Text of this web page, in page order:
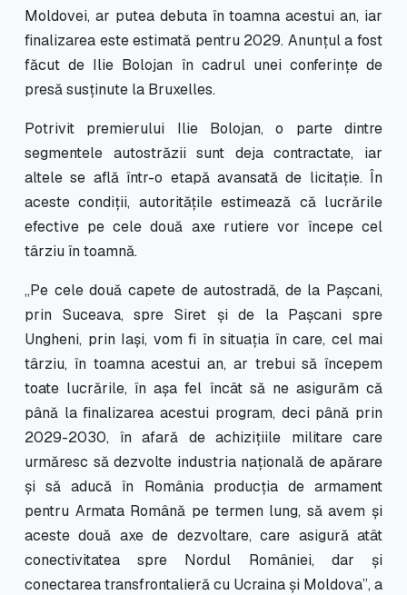
Moldovei, ar putea debuta în toamna acestui an, iar
finalizarea este estimată pentru 2029. Anunțul a fost
făcut de Ilie Bolojan în cadrul unei conferințe de
presă susținute la Bruxelles.
Potrivit premierului Ilie Bolojan, o parte dintre
segmentele autostrăzii sunt deja contractate, iar
altele se află într-o etapă avansată de licitație. În
aceste condiții, autoritățile estimează că lucrările
efective pe cele două axe rutiere vor începe cel
târziu în toamnă.
„Pe cele două capete de autostradă, de la Pașcani,
prin Suceava, spre Siret și de la Pașcani spre
Ungheni, prin Iași, vom fi în situația în care, cel mai
târziu, în toamna acestui an, ar trebui să începem
toate lucrările, în așa fel încât să ne asigurăm că
până la finalizarea acestui program, deci până prin
2029-2030, în afară de achizițiile militare care
urmăresc să dezvolte industria națională de apărare
și să aducă în România producția de armament
pentru Armata Română pe termen lung, să avem și
aceste două axe de dezvoltare, care asigură atât
conectivitatea spre Nordul României, dar și
conectarea transfrontalieră cu Ucraina și Moldova”, a